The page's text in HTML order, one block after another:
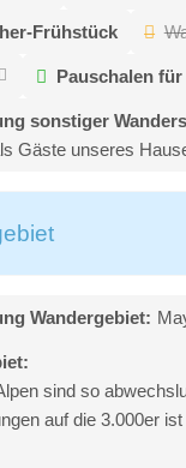
Frühstück
Pauschalen für
sonstiger
Gäste unseres
Wandergebiet:
sind so
auf die 3.000er